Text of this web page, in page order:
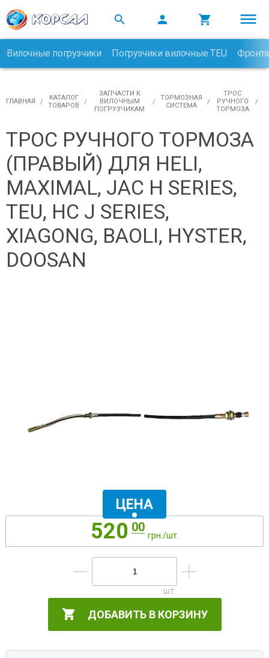
  
Вилочные погрузчики Погрузчики вилочные TEU
ГЛАВНАЯ
КАТАЛОГ
ТОВАРОВ
ЗАПЧАСТИ К
ВИЛОЧНЫМ
ПОГРУЗЧИКАМ
ТОРМОЗНАЯ
СИСТЕМА
ТРОС
РУЧНОГО
ТОРМОЗА
ТРОС РУЧНОГО ТОРМОЗА
(ПРАВЫЙ) ДЛЯ HELI,
MAXIMAL, JAC H SERIES,
TEU, HC J SERIES,
XIAGONG, BAOLI, HYSTER,
DOOSAN
520 00
грн./шт.
ЦЕНА
ДОБАВИТЬ В КОРЗИНУ